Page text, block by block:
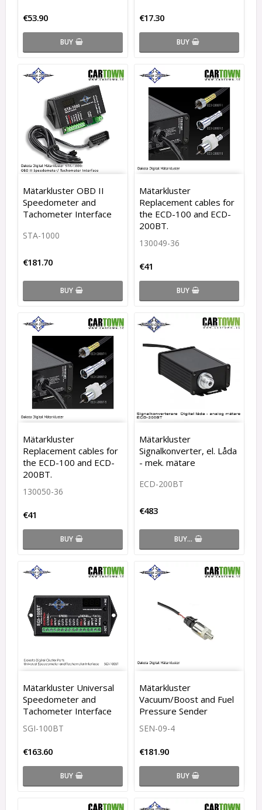
€53.90
BUY
€17.30
BUY
Mätarkluster OBD II
Speedometer and
Tachometer Interface
STA-1000
€181.70
BUY
Mätarkluster
Replacement cables for
the ECD-100 and ECD-
200BT.
130049-36
€41
BUY
Mätarkluster
Replacement cables for
the ECD-100 and ECD-
200BT.
130050-36
€41
BUY
Mätarkluster
Signalkonverter, el. Låda
- mek. mätare
ECD-200BT
€483
BUY…
Mätarkluster Universal
Speedometer and
Tachometer Interface
SGI-100BT
€163.60
BUY
Mätarkluster
Vacuum/Boost and Fuel
Pressure Sender
SEN-09-4
€181.90
BUY